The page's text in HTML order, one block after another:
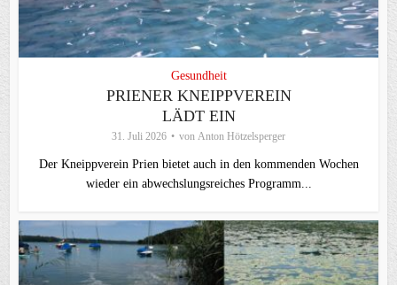
Gesundheit
PRIENER KNEIPPVEREIN
LÄDT EIN
31. Juli 2026 von Anton Hötzelsperger
Der Kneippverein Prien bietet auch in den kommenden Wochen
wieder ein abwechslungsreiches Programm...